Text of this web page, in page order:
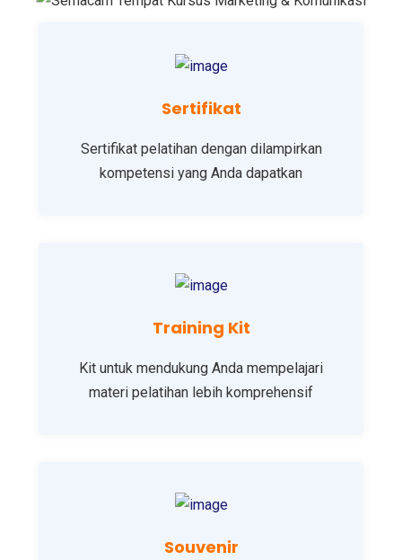
Sertifikat
Sertifikat pelatihan dengan dilampirkan
kompetensi yang Anda dapatkan
Training Kit
Kit untuk mendukung Anda mempelajari
materi pelatihan lebih komprehensif
Souvenir